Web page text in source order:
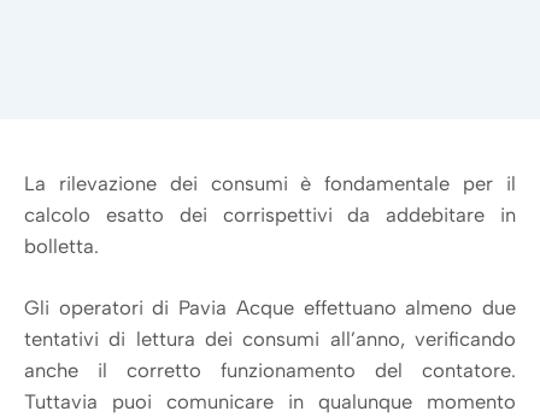
La rilevazione dei consumi è fondamentale per il
calcolo esatto dei corrispettivi da addebitare in
bolletta.
Gli operatori di Pavia Acque effettuano almeno due
tentativi di lettura dei consumi all’anno, verificando
anche il corretto funzionamento del contatore.
Tuttavia puoi comunicare in qualunque momento